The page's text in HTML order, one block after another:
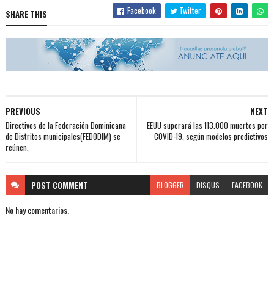
SHARE THIS Facebook Twitter
NEXT
EEUU superará las 113.000 muertes por
COVID-19, según modelos predictivos
PREVIOUS
Directivos de la Federación Dominicana
de Distritos municipales(FEDODIM) se
reúnen.
POST COMMENT BLOGGER DISQUS FACEBOOK
No hay comentarios.